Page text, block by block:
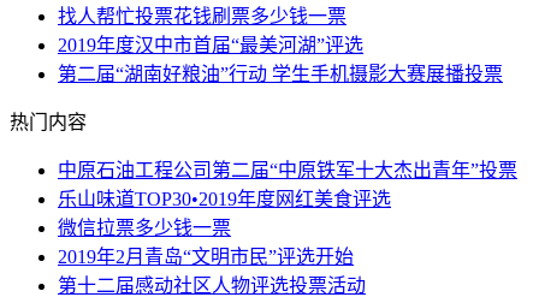
找人帮忙投票花钱刷票多少钱一票
2019年度汉中市首届“最美河湖”评选
第二届“湖南好粮油”行动 学生手机摄影大赛展播投票
热门内容
中原石油工程公司第二届“中原铁军十大杰出青年”投票
乐山味道TOP30•2019年度网红美食评选
微信拉票多少钱一票
2019年2月青岛“文明市民”评选开始
第十二届感动社区人物评选投票活动